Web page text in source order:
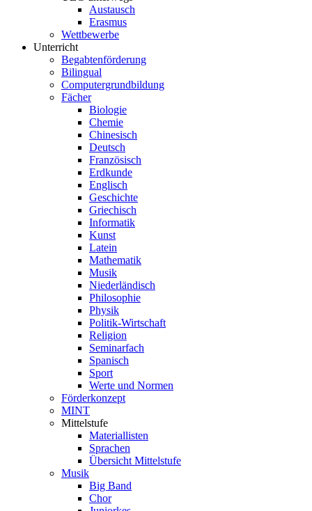
Austausch
Erasmus
Wettbewerbe
Unterricht
Begabtenförderung
Bilingual
Computergrundbildung
Fächer
Biologie
Chemie
Chinesisch
Deutsch
Französisch
Erdkunde
Englisch
Geschichte
Griechisch
Informatik
Kunst
Latein
Mathematik
Musik
Niederländisch
Philosophie
Physik
Politik-Wirtschaft
Religion
Seminarfach
Spanisch
Sport
Werte und Normen
Förderkonzept
MINT
Mittelstufe
Materiallisten
Sprachen
Übersicht Mittelstufe
Musik
Big Band
Chor